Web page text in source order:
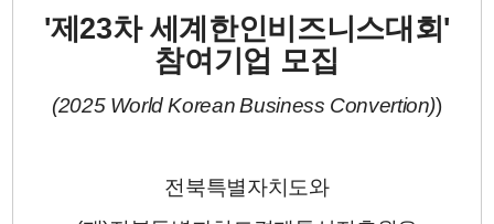
'제23차 세계한인비즈니스대회'
참여기업 모집
(2025 World Korean Business Convertion))
전북특별자치도와